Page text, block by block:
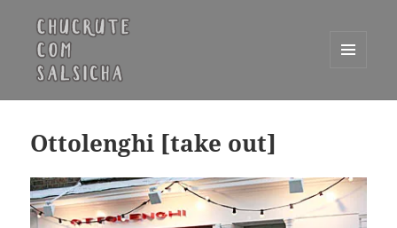
WIDGETS
Ottolenghi [take out]